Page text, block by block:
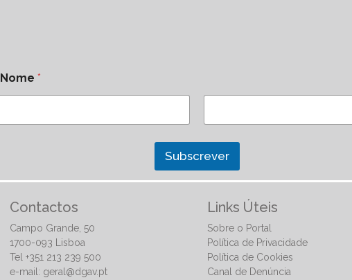
Nome *
Subscrever
Contactos
Campo Grande, 50
1700-093 Lisboa
Tel +351 213 239 500
e-mail: geral@dgav.pt
Links Úteis
Sobre o Portal
Política de Privacidade
Política de Cookies
Canal de Denúncia